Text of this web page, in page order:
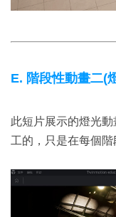
E. 階段性動畫二(
此短片展示的燈光
工的，只是在每個